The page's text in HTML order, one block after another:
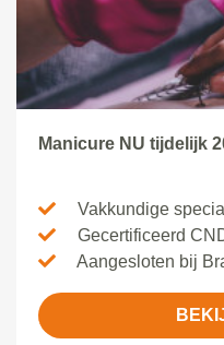
Manicure NU tijdelijk
Vakkundige
Gecertificeerd
Aangesloten bij